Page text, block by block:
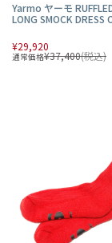
Yarmo ヤーモ
LONG SMOCK DRESS
¥29,920
通常価格¥37,400(税込)